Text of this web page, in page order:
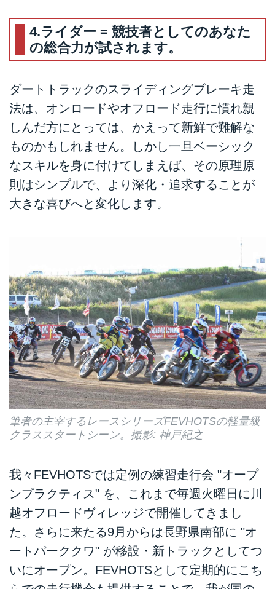
トリーマシン！ -
LAWRENCE - Motorcycle x
Cars + α = Your Life.
クだったダートトラックレーシン
グへのご興味を、フツフツと芽生
えさせかけている方もあるいはい
らっしゃるかと思います。オーバ
ル走法の基本概念・本場アメリカ
PROレース開幕戦・このスポーツ
に携わる上で重要な心構えや必須
装備などをこれまで順番に紹介し
てきましたので、今回はいよい
とともにご提案しましょう！
4.ライダー = 競技者としてのあなた
の総合力が試されます。
ダートトラックのスライディングブレーキ走
法は、オンロードやオフロード走行に慣れ親
しんだ方にとっては、かえって新鮮で難解な
ものかもしれません。しかし一旦ベーシック
なスキルを身に付けてしまえば、その原理原
則はシンプルで、より深化・追求することが
大きな喜びへと変化します。
筆者の主宰するレースシリーズFEVHOTSの軽量級
クラススタートシーン。撮影: 神戸紀之
我々FEVHOTSでは定例の練習走行会 "オープ
ンプラクティス" を、これまで毎週火曜日に川
越オフロードヴィレッジで開催してきまし
た。さらに来たる9月からは長野県南部に "オ
ートパーククワ" が移設・新トラックとしてつ
いにオープン。FEVHOTSとして定期的にこち